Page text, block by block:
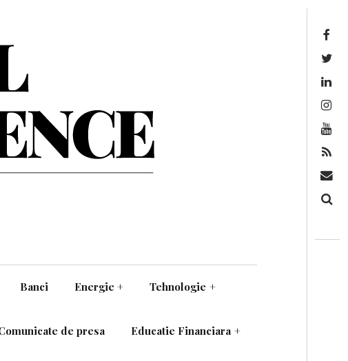
Banci Energie + Tehnologie +
de presa Educatie Financiara +